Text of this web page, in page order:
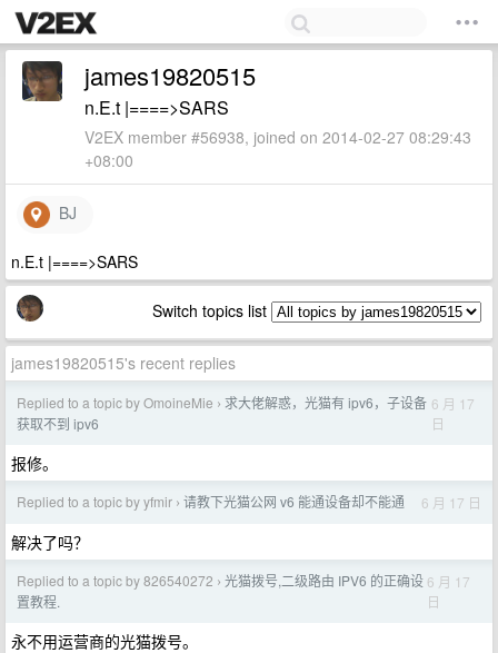
james19820515
n.E.t |====>SARS
V2EX member #56938, joined on 2014-02-27 08:29:43
+08:00
BJ
n.E.t |====>SARS
Switch topics list
james19820515's recent replies
Replied to a topic by OmoineMie › 求大佬解惑，光猫有 ipv6，子设备
获取不到 ipv6
6 月 17
日
报修。
Replied to a topic by yfmir › 请教下光猫公网 v6 能通设备却不能通 6 月 17 日
解决了吗？
Replied to a topic by 826540272 › 光猫拨号,二级路由 IPV6 的正确设
置教程.
6 月 17
日
永不用运营商的光猫拨号。